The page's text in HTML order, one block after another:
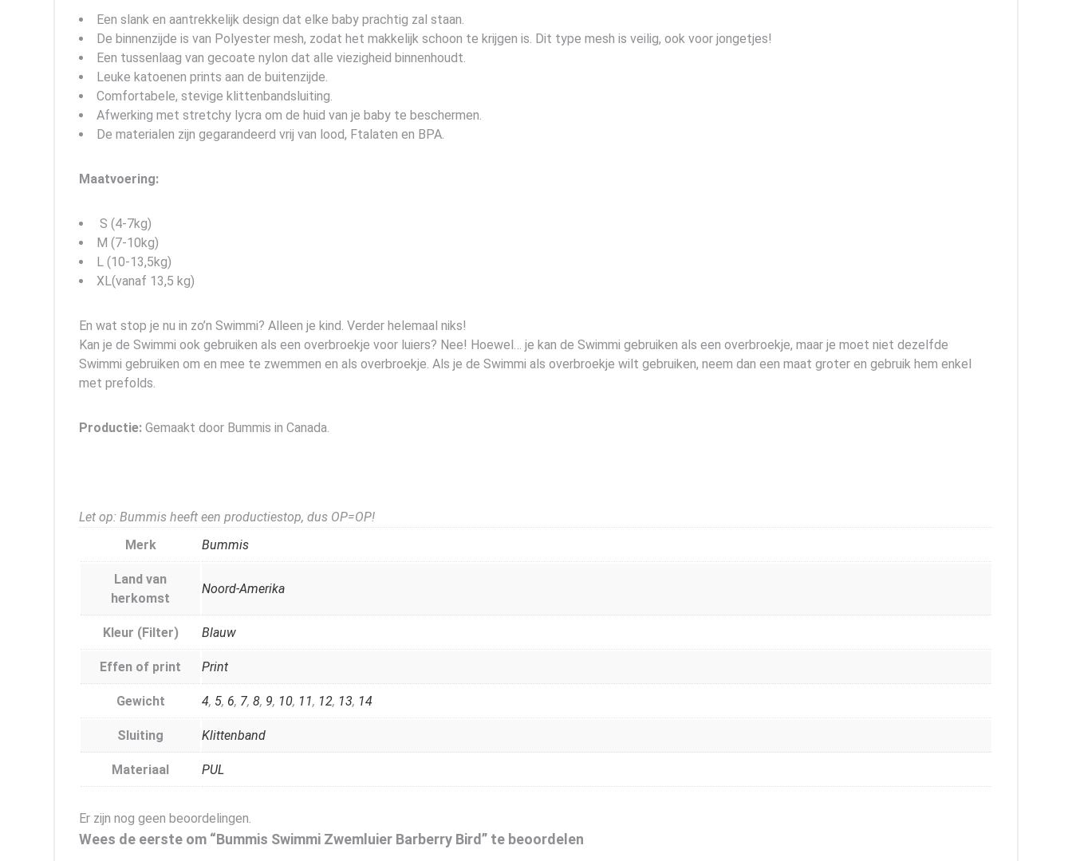
Een slank en aantrekkelijk design dat elke baby prachtig zal staan.
De binnenzijde is van Polyester mesh, zodat het makkelijk schoon te krijgen is. Dit type mesh is veilig, ook voor jongetjes!
Een tussenlaag van gecoate nylon dat alle viezigheid binnenhoudt.
Leuke katoenen prints aan de buitenzijde.
Comfortabele, stevige klittenbandsluiting.
Afwerking met stretchy lycra om de huid van je baby te beschermen.
De materialen zijn gegarandeerd vrij van lood, Ftalaten en BPA.
Maatvoering:
S (4-7kg)
M (7-10kg)
L (10-13,5kg)
XL(vanaf 13,5 kg)
En wat stop je nu in zo’n Swimmi? Alleen je kind. Verder helemaal niks!
Kan je de Swimmi ook gebruiken als een overbroekje voor luiers? Nee! Hoewel… je kan de Swimmi gebruiken als een overbroekje, maar je moet niet dezelfde
Swimmi gebruiken om en mee te zwemmen en als overbroekje. Als je de Swimmi als overbroekje wilt gebruiken, neem dan een maat groter en gebruik hem enkel
met prefolds.
Productie: Gemaakt door Bummis in Canada.
Let op: Bummis heeft een productiestop, dus OP=OP!
Merk
Bummis
Land van
herkomst
Noord-Amerika
Kleur (Filter) Blauw
Effen of print Print
Gewicht 4, 5, 6, 7, 8, 9, 10, 11, 12, 13, 14
Sluiting Klittenband
Materiaal PUL
Er zijn nog geen beoordelingen.
Wees de eerste om “Bummis Swimmi Zwemluier Barberry Bird” te beoordelen